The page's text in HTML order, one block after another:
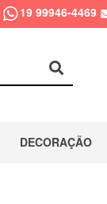
19 99946-4469
DECORAÇÃO